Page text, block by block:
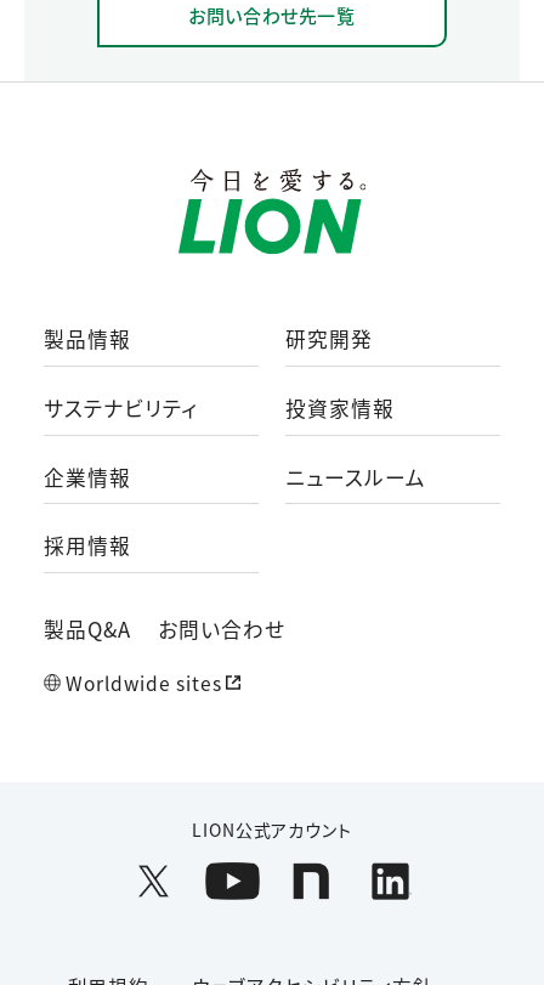
お問い合わせ先一覧
製品情報 研究開発
サステナビリティ 投資家情報
企業情報 ニュースルーム
採用情報
製品Q&A お問い合わせ
Worldwide sites
LION公式アカウント